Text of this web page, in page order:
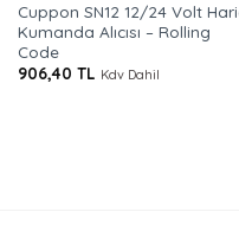
Cuppon SN12 12/24 Volt
Kumanda Alıcısı – Rolling
Code
906,40 TL Kdv Dahil